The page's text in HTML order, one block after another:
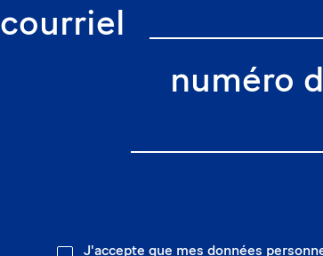
courriel
numéro
J'accepte que mes données